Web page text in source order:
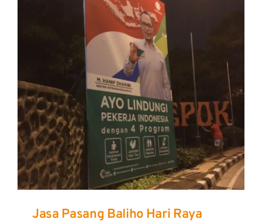
Jasa Pasang Baliho Hari Raya